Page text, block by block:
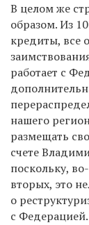
В целом же
образом. Из
кредиты, все
работает с
нашего
размещать
счете
поскольку,
вторых, это
о
с Федерацией.